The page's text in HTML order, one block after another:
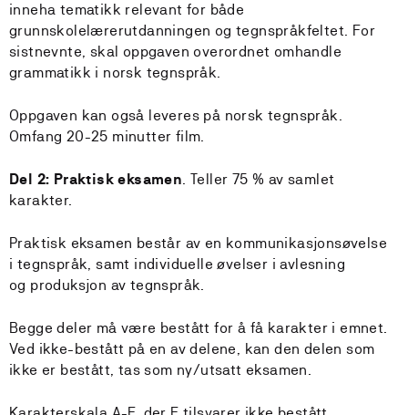
inneha tematikk relevant for både
grunnskolelærerutdanningen og tegnspråkfeltet. For
sistnevnte, skal oppgaven overordnet omhandle
grammatikk i norsk tegnspråk.
Oppgaven kan også leveres på norsk tegnspråk.
Omfang 20-25 minutter film.
Del 2: Praktisk eksamen. Teller 75 % av samlet
karakter.
Praktisk eksamen består av en kommunikasjonsøvelse
i tegnspråk, samt individuelle øvelser i avlesning
og produksjon av tegnspråk.
Begge deler må være bestått for å få karakter i emnet.
Ved ikke-bestått på en av delene, kan den delen som
ikke er bestått, tas som ny/utsatt eksamen.